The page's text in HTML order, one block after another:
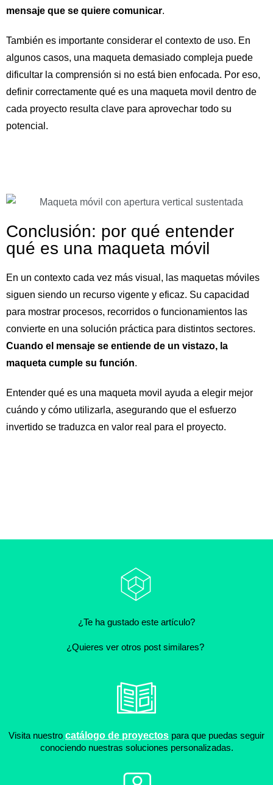
mensaje que se quiere comunicar.
También es importante considerar el contexto de uso. En
algunos casos, una maqueta demasiado compleja puede
dificultar la comprensión si no está bien enfocada. Por eso,
definir correctamente qué es una maqueta movil dentro de
cada proyecto resulta clave para aprovechar todo su
potencial.
Conclusión: por qué entender
qué es una maqueta móvil
En un contexto cada vez más visual, las maquetas móviles
siguen siendo un recurso vigente y eficaz. Su capacidad
para mostrar procesos, recorridos o funcionamientos las
convierte en una solución práctica para distintos sectores.
Cuando el mensaje se entiende de un vistazo, la
maqueta cumple su función.
Entender qué es una maqueta movil ayuda a elegir mejor
cuándo y cómo utilizarla, asegurando que el esfuerzo
invertido se traduzca en valor real para el proyecto.
¿Te ha gustado este artículo?
¿Quieres ver otros post similares?
Visita nuestro catálogo de proyectos para que puedas seguir
conociendo nuestras soluciones personalizadas.